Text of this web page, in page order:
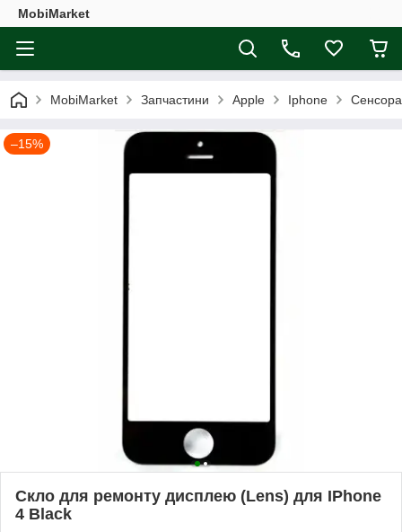
MobiMarket
MobiMarket Запчастини Apple Iphone
–15%
Скло для ремонту дисплею (Lens) для IPhone
4 Black